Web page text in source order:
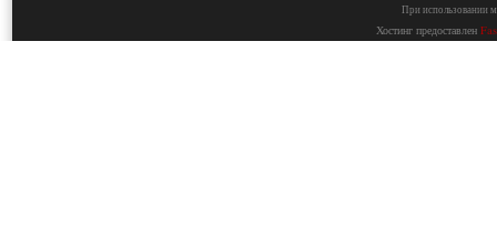
При использовании
Хостинг предоставлен